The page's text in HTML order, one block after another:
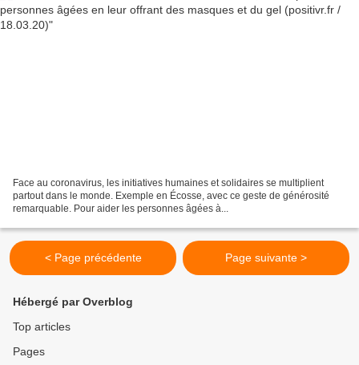
Face au coronavirus, les initiatives humaines et solidaires se multiplient
partout dans le monde. Exemple en Écosse, avec ce geste de générosité
remarquable. Pour aider les personnes âgées à...
< Page précédente Page suivante >
Hébergé par Overblog
Top articles
Pages